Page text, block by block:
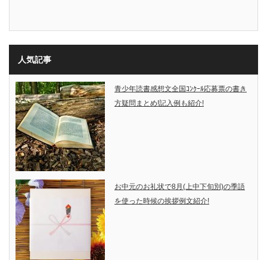
人気記事
青少年読書感想文全国ｺﾝｸｰﾙ応募票の書き
方疑問まとめ!記入例も紹介!
お中元のお礼状で8月(上中下旬別)の季語
を使った時候の挨拶例文紹介!